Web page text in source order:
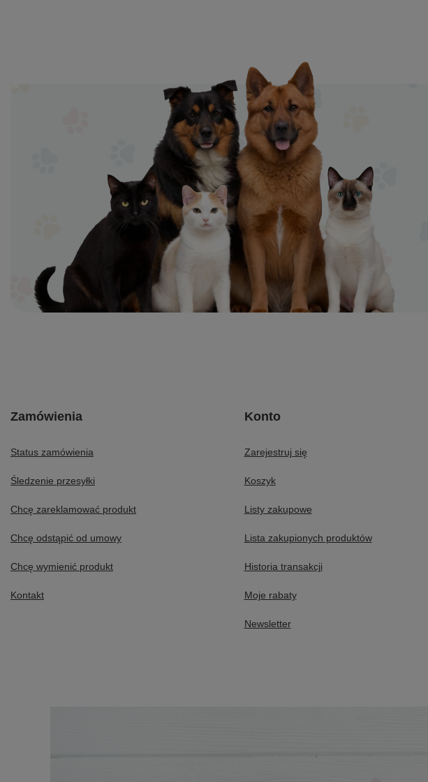
Zamówienia
Status zamówienia
Śledzenie przesyłki
Chcę zareklamować produkt
Chcę odstąpić od umowy
Chcę wymienić produkt
Kontakt
Konto
Zarejestruj się
Koszyk
Listy zakupowe
Lista zakupionych produktów
Historia transakcji
Moje rabaty
Newsletter